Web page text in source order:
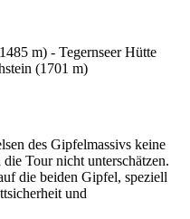
m) - Tegernseer Hütte
(1701 m)
des Gipfelmassivs keine
Tour nicht unterschätzen.
die beiden Gipfel, speziell
und